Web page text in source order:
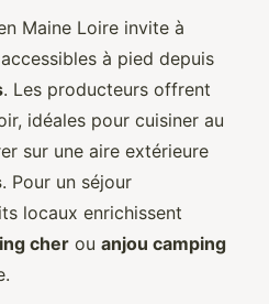
Maine Loire invite à
à pied depuis
. Les producteurs offrent
idéales pour cuisiner au
sur une aire extérieure
. Pour un séjour
locaux enrichissent
cher ou anjou camping